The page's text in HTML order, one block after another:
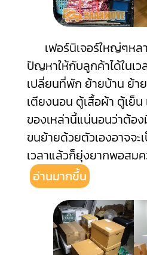
เฟอร์นิเจอร์ใหญ่ๆหล
ปัญหาให้กับลูกค้าได้ในเ
เปลี่ยนที่พัก ย้ายบ้าน ย้า
เตียงนอน ตู้เสื้อผ้า ตู้เย็
ของเหล่านี้แน่นอนว่าต้อ
ขนย้ายด้วยตัวเองอาจจะ
เวลาแล้วก็ยุ่งยากพอสมค
อ่านมากขึ้น